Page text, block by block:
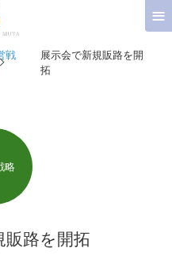
≡
戦
展示会で新規販路を開
拓
略
販路を開拓